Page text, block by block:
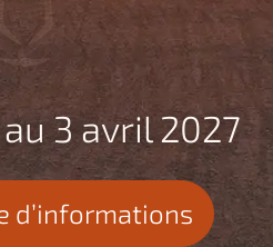
3 avril 2027
d’informations